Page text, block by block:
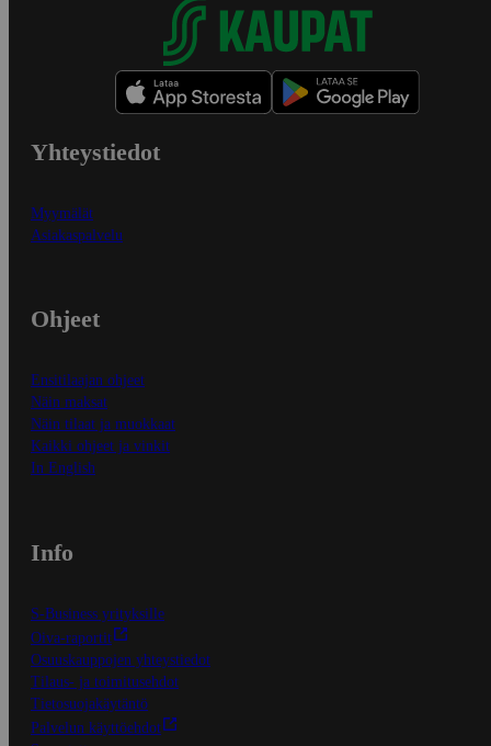
Yhteystiedot
Myymälät
Asiakaspalvelu
Ohjeet
Ensitilaajan ohjeet
Näin maksat
Näin tilaat ja muokkaat
Kaikki ohjeet ja vinkit
In English
Info
S-Business yrityksille
Oiva-raportit
Osuuskauppojen yhteystiedot
Tilaus- ja toimitusehdot
Tietosuojakäytäntö
Palvelun käyttöehdot